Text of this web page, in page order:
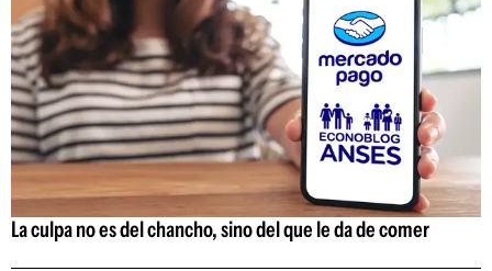
La culpa no es del chancho, sino del que le da de comer